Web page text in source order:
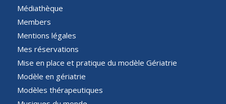
Médiathèque
Members
Mentions légales
Mes réservations
Mise en place et pratique du modèle Gériatrie
Modèle en gériatrie
Modèles thérapeutiques